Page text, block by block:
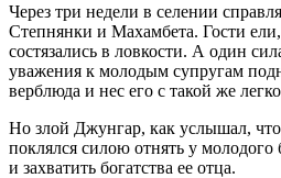
Через три недели в селении
Степнянки и Махамбета. Гости
состязались в ловкости. А один
уважения к молодым супругам
верблюда и нес его с такой же
Но злой Джунгар, как услышал,
поклялся силою отнять у
и захватить богатства ее отца.